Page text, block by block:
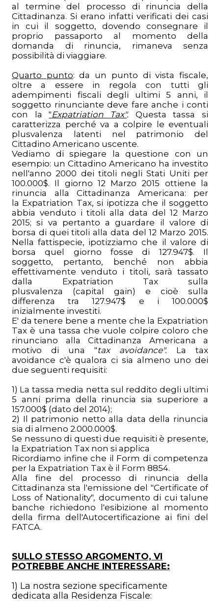
al termine del processo di rinuncia della
Cittadinanza. Si erano infatti verificati dei casi
in cui il soggetto, dovendo consegnare il
proprio passaporto al momento della
domanda di rinuncia, rimaneva senza
possibilità di viaggiare.
Quarto punto: da un punto di vista fiscale,
oltre a essere in regola con tutti gli
adempimenti fiscali degli ultimi 5 anni, il
soggetto rinunciante deve fare anche i conti
con la"Expatriation Tax". Questa tassa si
caratterizza perché va a colpire le eventuali
plusvalenza latenti nel patrimonio del
Cittadino Americano uscente.
Vediamo di spiegare la questione con un
esempio: un Cittadino Americano ha investito
nell'anno 2000 dei titoli negli Stati Uniti per
100.000$. Il giorno 12 Marzo 2015 ottiene la
rinuncia alla Cittadinanza Americana: per
la Expatriation Tax, si ipotizza che il soggetto
abbia venduto i titoli alla data del 12 Marzo
2015; si va pertanto a guardare il valore di
borsa di quei titoli alla data del 12 Marzo 2015.
Nella fattispecie, ipotizziamo che il valore di
borsa quel giorno fosse di 127.947$. Il
soggetto, pertanto, benché non abbia
effettivamente venduto i titoli, sarà tassato
dalla Expatriation Tax sulla
plusvalenza (capital gain) e cioè sulla
differenza tra 127.947$ e i 100.000$
inizialmente investiti.
E' da tenere bene a mente che la Expatriation
Tax è una tassa che vuole colpire coloro che
rinunciano alla Cittadinanza Americana a
motivo di una "tax avoidance". La tax
avoidance c'è qualora ci sia almeno uno dei
due seguenti requisiti:
1) La tassa media netta sul reddito degli ultimi
5 anni prima della rinuncia sia superiore a
157.000$ (dato del 2014);
2) Il patrimonio netto alla data della rinuncia
sia di almeno 2.000.000$.
Se nessuno di questi due requisiti è presente,
la Expatriation Tax non si applica
Ricordiamo infine che il Form di competenza
per la Expatriation Tax è il Form 8854.
Alla fine del processo di rinuncia della
Cittadinanza sta l'emissione del "Certificate of
Loss of Nationality", documento di cui talune
banche richiedono l'esibizione al momento
della firma dell'Autocertificazione ai fini del
FATCA.
SULLO STESSO ARGOMENTO, VI
POTREBBE ANCHE INTERESSARE:
1) La nostra sezione specificamente
dedicata alla Residenza Fiscale: